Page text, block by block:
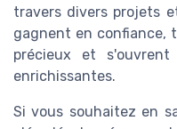
travers divers projets
gagnent en confiance,
précieux et
enrichissantes.
Si vous souhaitez en